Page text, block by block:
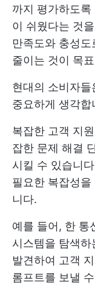
까지 평가하도
이 쉬웠다는 것
만족도와 충성
줄이는 것이 목
현대의 소비자
중요하게 생각합
복잡한 고객 지
잡한 문제 해결
시킬 수 있습니
필요한 복잡성
니다.
예를 들어, 한 통
시스템을 탐색
발견하여 고객
롬프트를 보낼